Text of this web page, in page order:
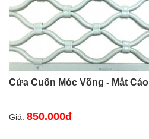
Cửa Cuốn Móc Võng - Mắt Cáo
Giá: 850.000đ